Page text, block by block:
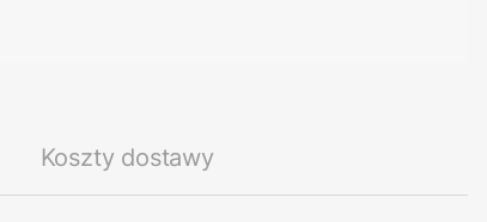
Koszty dostawy